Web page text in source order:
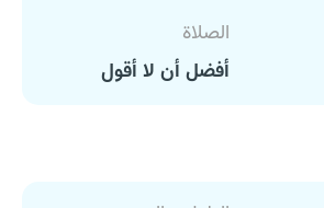
الصلاة
أفضل أن لا أقول